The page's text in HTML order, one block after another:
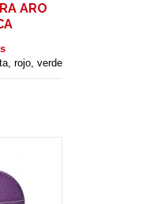
ARO
rojo, verde